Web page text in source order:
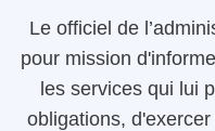
Le officiel de
pour mission
les services qui lui
obligations,